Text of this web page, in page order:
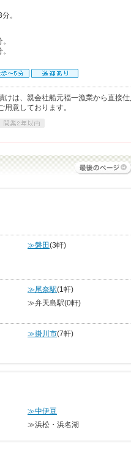
。
けは、親会社船元福一漁業から直接
意しております。
≫磐田(3軒)
≫尾奈駅(1軒)
≫弁天島駅(0軒)
≫掛川市(7軒)
≫中伊豆
≫浜松・浜名湖